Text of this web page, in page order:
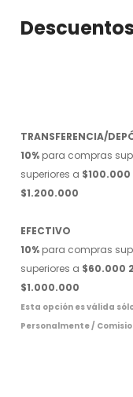
Descuentos
TRANSFERENCIA/
10% para compras
superiores a $100.000
$1.200.000
EFECTIVO
10% para compras
superiores a $60.000
$1.000.000
Esta opción es válida
Personalmente /